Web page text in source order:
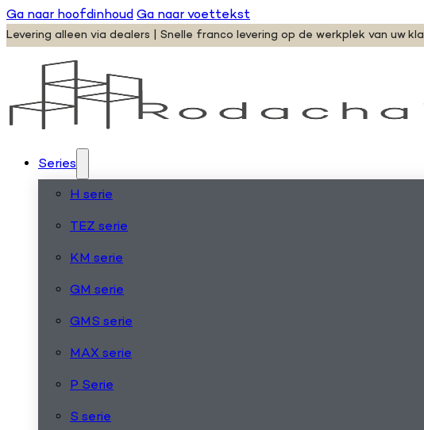
Ga naar hoofdinhoudGa naar voettekst
Levering alleen via dealers | Snelle franco levering op de werkplek van uw
Series
H serie
TEZ serie
KM serie
GM serie
GMS serie
MAX serie
P Serie
S serie